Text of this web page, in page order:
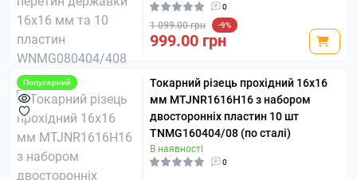
0
1 099.00 грн -9%
999.00 грн
Популярний
Токарний різець прохідний 16х16
мм MTJNR1616H16 з набором
двосторонніх пластин 10 шт
TNMG160404/08 (по сталі)
В наявності
0